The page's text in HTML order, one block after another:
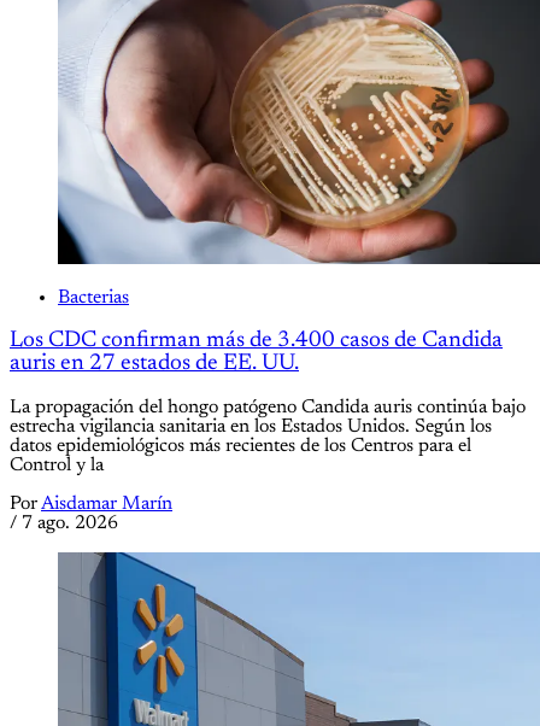
Bacterias
Los CDC confirman más de 3.400 casos de Candida
auris en 27 estados de EE. UU.
La propagación del hongo patógeno Candida auris continúa bajo
estrecha vigilancia sanitaria en los Estados Unidos. Según los
datos epidemiológicos más recientes de los Centros para el
Control y la
PorAisdamar Marín
/ 7 ago. 2026